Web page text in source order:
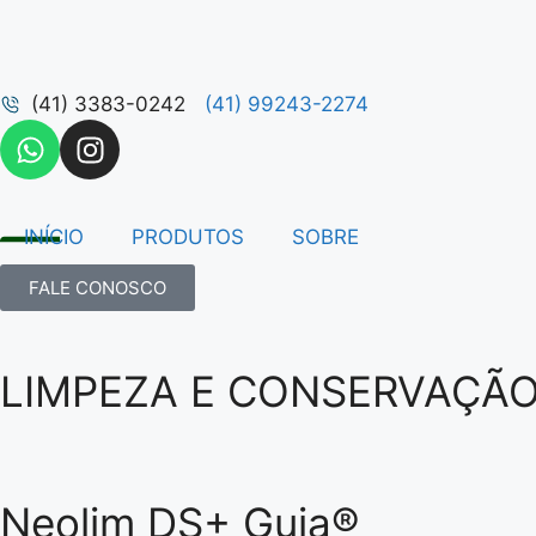
(41) 3383-0242 (41) 99243-2274
INÍCIO PRODUTOS SOBRE
FALE CONOSCO
LIMPEZA E
Neolim DS+ Guia®